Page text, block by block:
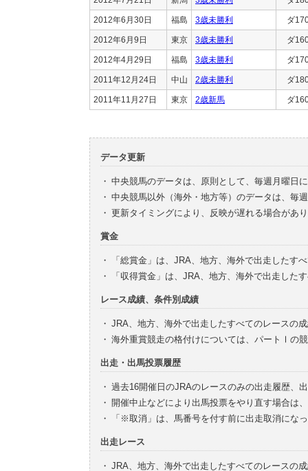
2012年6月30日 福島 3歳未勝利 ダ
2012年6月9日 東京 3歳未勝利 ダ
2012年4月29日 福島 3歳未勝利 ダ
2011年12月24日 中山 2歳未勝利 ダ
2011年11月27日 東京 2歳新馬 ダ
データ更新
・ 中央競馬のデータは、原則として、毎週月曜日
・ 中央競馬以外（海外・地方等）のデータは、毎
・ 更新タイミングにより、反映が遅れる場合があ
賞金
・
「総賞金」は、JRA、地方、海外で出走したす
・
「収得賞金」は、JRA、地方、海外で出走した
レース成績、条件別成績
・ JRA、地方、海外で出走したすべてのレースの
・ 海外重賞競走の格付けについては、パートⅠの
出走・出馬投票履歴
・ 過去16開催日のJRAのレースのみの出走履歴、
・ 開催中止などにより出馬投票をやり直す場合は
・
「※取消」は、馬番号を付す前に出走取消にな
出走レース
・ JRA、地方、海外で出走したすべてのレースの